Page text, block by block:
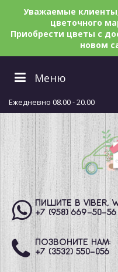
Уважаемые
цветочного
Приобрести цветы с
новом
Меню
Ежедневно 08.00 - 20.00
ПИШИТЕ В VIBER,
+7 (958) 669-50-56
ПОЗВОНИТЕ НАМ:
+7 (3532) 550-056